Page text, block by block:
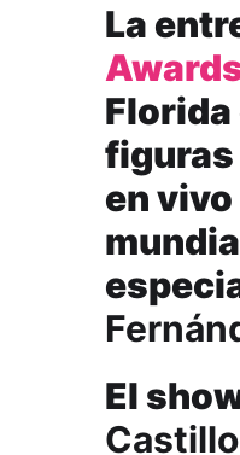
La
Florida
figuras
en
El
Castillo